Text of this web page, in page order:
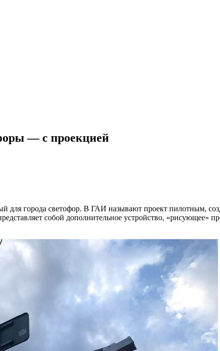
— с проекцией
для города светофор. В ГАИ называют проект пилотным,
собой дополнительное устройство, «рисующее»